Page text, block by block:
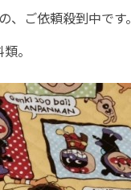
ご依頼殺到中です。
。